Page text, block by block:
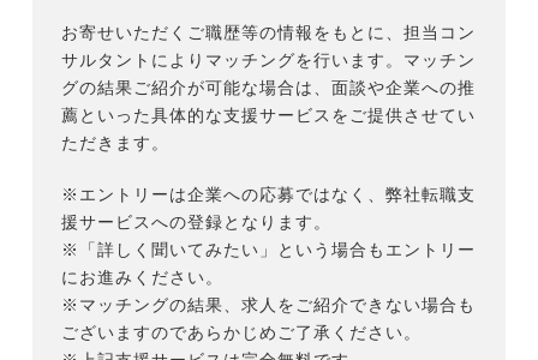
お寄せいただくご職歴等の情報をもとに、担当コン
サルタントによりマッチングを行います。マッチン
グの結果ご紹介が可能な場合は、面談や企業への推
薦といった具体的な支援サービスをご提供させてい
ただきます。
※エントリーは企業への応募ではなく、弊社転職支
援サービスへの登録となります。
※「詳しく聞いてみたい」という場合もエントリー
にお進みください。
※マッチングの結果、求人をご紹介できない場合も
ございますのであらかじめご了承ください。